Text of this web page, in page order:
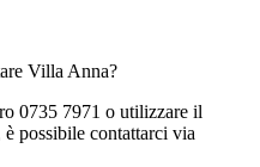
Villa Anna?
0735 7971 o utilizzare il
possibile contattarci via